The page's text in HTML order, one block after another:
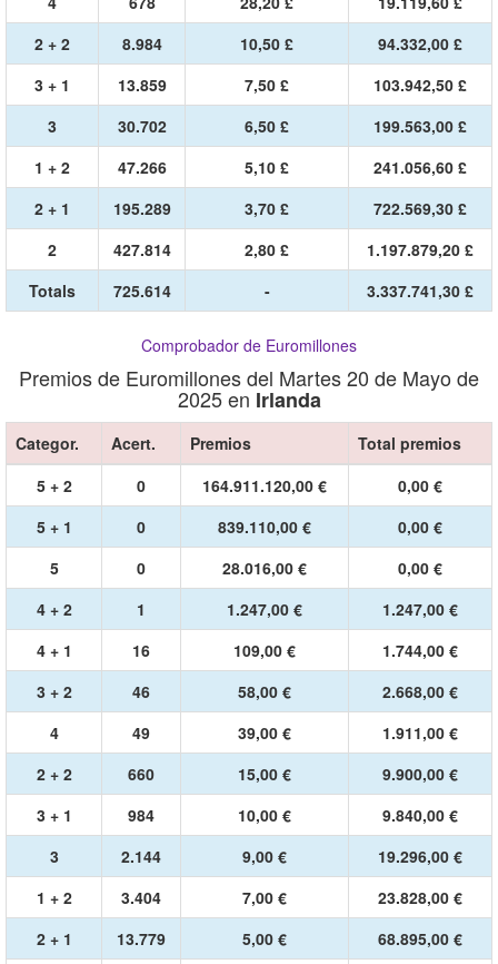
2 + 2
8.984 10,50 £
94.332,00 £
3 + 1
13.859 7,50 £
103.942,50 £
3
30.702 6,50 £
199.563,00 £
1 + 2
47.266 5,10 £
241.056,60 £
2 + 1
195.289 3,70 £
722.569,30 £
2
427.814 2,80 £
1.197.879,20 £
Totals
725.614 - 3.337.741,30 £
Comprobador de Euromillones
Premios de Euromillones del Martes 20 de Mayo de
2025 en Irlanda
Categor. Acert. Premios
Total premios
5 + 2
0 164.911.120,00 €
0,00 €
5 + 1
0 839.110,00 €
0,00 €
5
0 28.016,00 €
0,00 €
4 + 2
1 1.247,00 €
1.247,00 €
4 + 1
16 109,00 €
1.744,00 €
3 + 2
46 58,00 €
2.668,00 €
4
49 39,00 €
1.911,00 €
2 + 2
660 15,00 €
9.900,00 €
3 + 1
984 10,00 €
9.840,00 €
3
2.144 9,00 €
19.296,00 €
1 + 2
3.404 7,00 €
23.828,00 €
2 + 1
13.779 5,00 €
68.895,00 €